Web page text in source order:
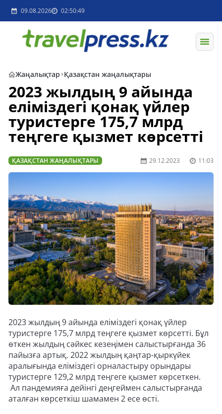
09.08.2026 02:50:49
Жаңалықтар Қазақстан жаңалықтары
2023 жылдың 9 айында
еліміздегі қонақ үйлер
туристерге 175,7 млрд
теңгеге қызмет көрсетті
ҚАЗАҚСТАН ЖАҢАЛЫҚТАРЫ 29.12.2023 11:03
2023 жылдың 9 айында еліміздегі қонақ үйлер
туристерге 175,7 млрд теңгеге қызмет көрсетті. Бұл
өткен жылдың сәйкес кезеңімен салыстырғанда 36
пайызға артық. 2022 жылдың қаңтар-қыркүйек
аралығында еліміздегі орналастыру орындары
туристерге 129,2 млрд теңгеге қызмет көрсеткен.
Ал пандемияға дейінгі деңгеймен салыстырғанда
аталған көрсеткіш шамамен 2 есе өсті.